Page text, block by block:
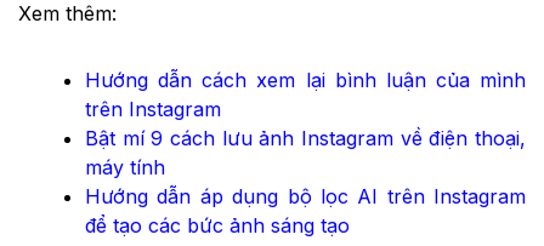
Xem thêm:
Hướng dẫn cách xem lại bình luận của mình
trên Instagram
Bật mí 9 cách lưu ảnh Instagram về điện thoại,
máy tính
Hướng dẫn áp dụng bộ lọc AI trên Instagram
để tạo các bức ảnh sáng tạo